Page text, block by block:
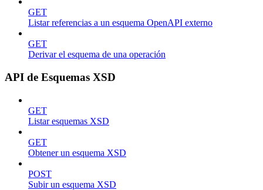
GET
Listar referencias a un esquema OpenAPI externo
GET
Derivar el esquema de una operación
API de Esquemas XSD
GET
Listar esquemas XSD
GET
Obtener un esquema XSD
POST
Subir un esquema XSD